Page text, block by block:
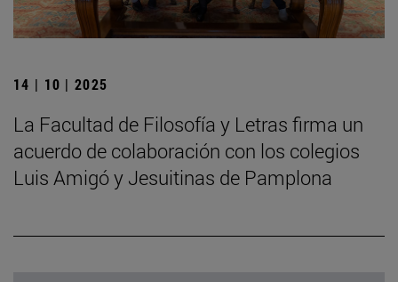
14 | 10 | 2025
La Facultad de Filosofía y Letras firma un
acuerdo de colaboración con los colegios
Luis Amigó y Jesuitinas de Pamplona